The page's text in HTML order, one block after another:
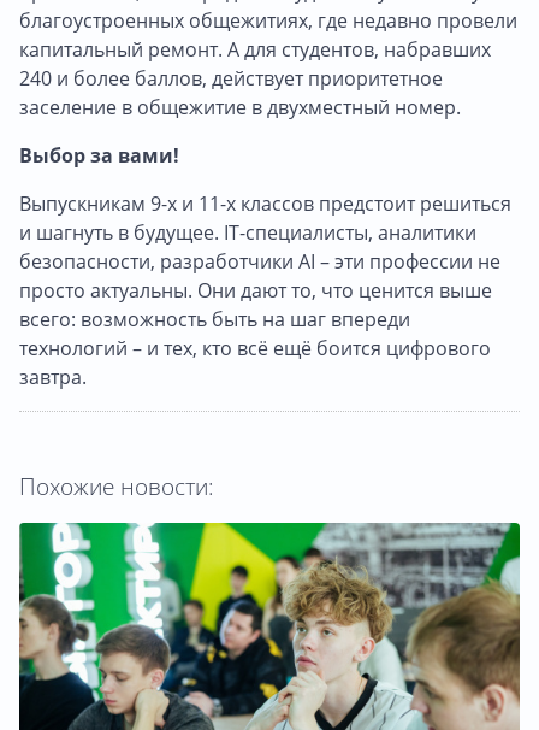
благоустроенных общежитиях, где недавно провели
капитальный ремонт. А для студентов, набравших
240 и более баллов, действует приоритетное
заселение в общежитие в двухместный номер.
Выбор за вами!
Выпускникам 9-х и 11-х классов предстоит решиться
и шагнуть в будущее. IT-специалисты, аналитики
безопасности, разработчики AI – эти профессии не
просто актуальны. Они дают то, что ценится выше
всего: возможность быть на шаг впереди
технологий – и тех, кто всё ещё боится цифрового
завтра.
Похожие новости: